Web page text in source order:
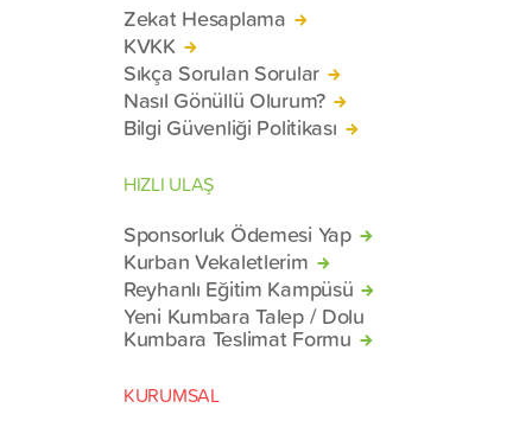
Zekat Hesaplama
KVKK
Sıkça Sorulan Sorular
Nasıl Gönüllü Olurum?
Bilgi Güvenliği Politikası
HIZLI ULAŞ
Sponsorluk Ödemesi Yap
Kurban Vekaletlerim
Reyhanlı Eğitim Kampüsü
Yeni Kumbara Talep / Dolu
Kumbara Teslimat Formu
KURUMSAL